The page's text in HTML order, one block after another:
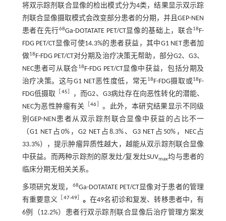
将双示踪剂联合显像的检出模式分为4类，结果显示双示踪
剂联合显像摄取模式会改变部分患者的分期，并且GEP-NEN
患者在先行68Ga-DOTATATE PET/CT显像的基础上，联合18F-
FDG PET/CT显像可使14.3%的患者获益，其中G1 NET患者加
做18F-FDG PET/CT对分期及治疗决策无帮助，部分G2、G3、
NEC患者可从联合18F-FDG PET/CT显像中获益，包括分期及
治疗决策。这与G1 NET恶性度低，常无18F-FDG摄取或18F-
FDG低摄取
45
，而G2、G3病灶存在向恶性转化的潜能、
NEC为恶性肿瘤有关 ［46
。此外，本研究结果显示不同级
别GEP-NEN患者从双示踪剂联合显像中获益的占比不一
（G1 NET占0%，G2 NET占8.3%、G3 NET占50%，NEC占
33.3%），提示肿瘤异质性越大，越能从双示踪剂联合显像
中获益。而两种示踪剂的原发灶/复发灶SUVmax均与患者的
临床分期无相关关系。
多项研究发现， 68Ga-DOTATATE PET/CT显像对于患者的管理
有重要意义
47-49］ 。在49名初诊和复发、转移患者中，有
6例（12.2%）患者行双示踪剂联合显像后治疗管理方案发